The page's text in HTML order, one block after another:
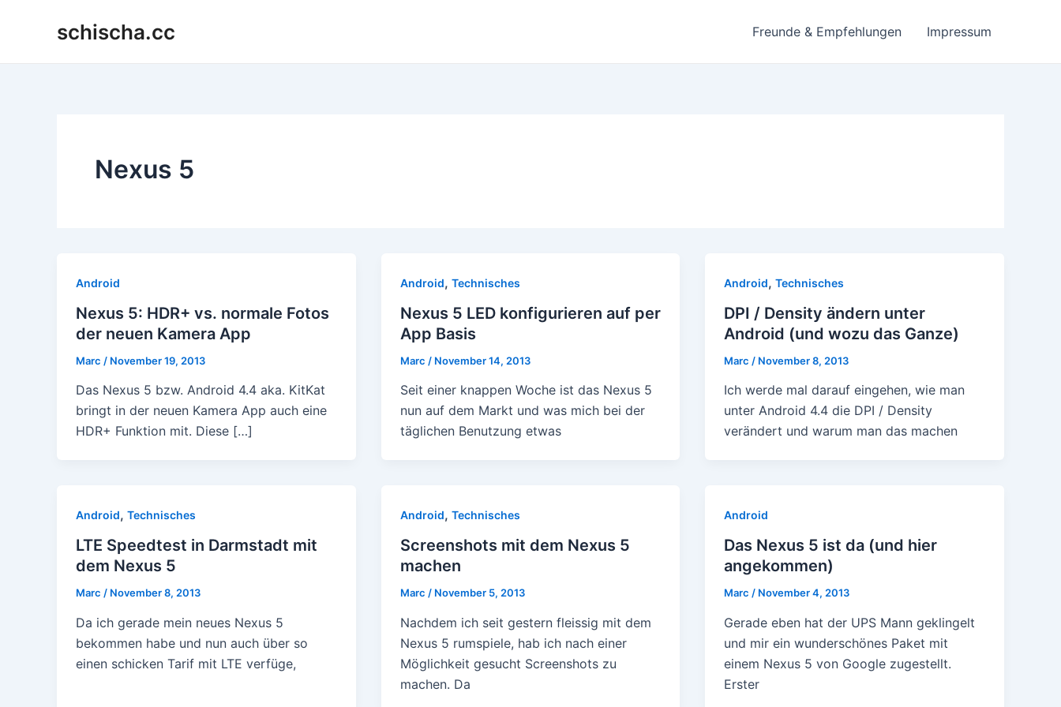
schischa.cc Freunde & Empfehlungen Impressum
Nexus 5
Android
Nexus 5: HDR+ vs. normale Fotos
der neuen Kamera App
Marc / November 19, 2013
Das Nexus 5 bzw. Android 4.4 aka. KitKat
bringt in der neuen Kamera App auch eine
HDR+ Funktion mit. Diese […]
Android, Technisches
Nexus 5 LED konfigurieren auf per
App Basis
Marc / November 14, 2013
Seit einer knappen Woche ist das Nexus 5
nun auf dem Markt und was mich bei der
täglichen Benutzung etwas
Android,Technisches
DPI / Density ändern unter
Android (und wozu das Ganze)
Marc / November 8, 2013
Ich werde mal darauf eingehen, wie man
unter Android 4.4 die DPI / Density
verändert und warum man das machen
Android, Technisches
LTE Speedtest in Darmstadt mit
dem Nexus 5
Marc / November 8, 2013
Da ich gerade mein neues Nexus 5
bekommen habe und nun auch über so
einen schicken Tarif mit LTE verfüge,
Android, Technisches
Screenshots mit dem Nexus 5
machen
Marc / November 5, 2013
Nachdem ich seit gestern fleissig mit dem
Nexus 5 rumspiele, hab ich nach einer
Möglichkeit gesucht Screenshots zu
machen. Da
Android
Das Nexus 5 ist da (und hier
angekommen)
Marc / November 4, 2013
Gerade eben hat der UPS Mann geklingelt
und mir ein wunderschönes Paket mit
einem Nexus 5 von Google zugestellt.
Erster